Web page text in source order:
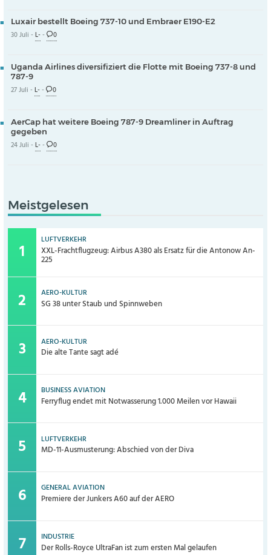
Luxair bestellt Boeing 737-10 und Embraer E190-E2
30 Juli -L-- 0
Uganda Airlines diversifiziert die Flotte mit Boeing 737-8 und
787-9
27 Juli -L-- 0
AerCap hat weitere Boeing 787-9 Dreamliner in Auftrag
gegeben
24 Juli -L-- 0
Meistgelesen
LUFTVERKEHR
XXL-Frachtflugzeug: Airbus A380 als Ersatz für die Antonow An-
225
AERO-KULTUR
SG 38 unter Staub und Spinnweben
AERO-KULTUR
Die alte Tante sagt adé
BUSINESS AVIATION
Ferryflug endet mit Notwasserung 1.000 Meilen vor Hawaii
LUFTVERKEHR
MD-11-Ausmusterung: Abschied von der Diva
GENERAL AVIATION
Premiere der Junkers A60 auf der AERO
INDUSTRIE
Der Rolls-Royce UltraFan ist zum ersten Mal gelaufen